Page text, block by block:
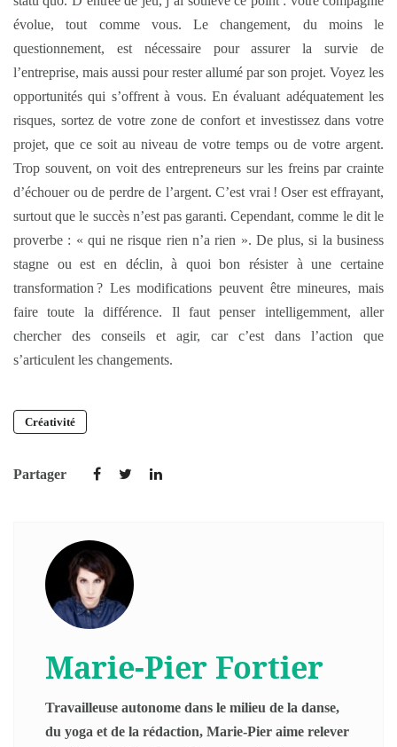
évolue, tout comme vous. Le changement, du moins le
questionnement, est nécessaire pour assurer la survie de
l’entreprise, mais aussi pour rester allumé par son projet. Voyez les
opportunités qui s’offrent à vous. En évaluant adéquatement les
risques, sortez de votre zone de confort et investissez dans votre
projet, que ce soit au niveau de votre temps ou de votre argent.
Trop souvent, on voit des entrepreneurs sur les freins par crainte
d’échouer ou de perdre de l’argent. C’est vrai ! Oser est effrayant,
surtout que le succès n’est pas garanti. Cependant, comme le dit le
proverbe : « qui ne risque rien n’a rien ». De plus, si la business
stagne ou est en déclin, à quoi bon résister à une certaine
transformation ? Les modifications peuvent être mineures, mais
faire toute la différence. Il faut penser intelligemment, aller
chercher des conseils et agir, car c’est dans l’action que
s’articulent les changements.
Créativité
Partager
Marie-Pier Fortier
Travailleuse autonome dans le milieu de la danse,
du yoga et de la rédaction, Marie-Pier aime relever